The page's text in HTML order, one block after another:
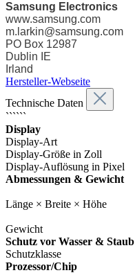
Samsung Electronics
www.samsung.com
m.larkin@samsung.com
PO Box 12987
Dublin IE
Irland
Hersteller-Webseite
Technische Daten
``````
Display
Display-Art
Display-Größe in Zoll
Display-Auflösung in Pixel
Abmessungen & Gewicht
Länge × Breite × Höhe
Gewicht
Schutz vor Wasser & Staub
Schutzklasse
Prozessor/Chip